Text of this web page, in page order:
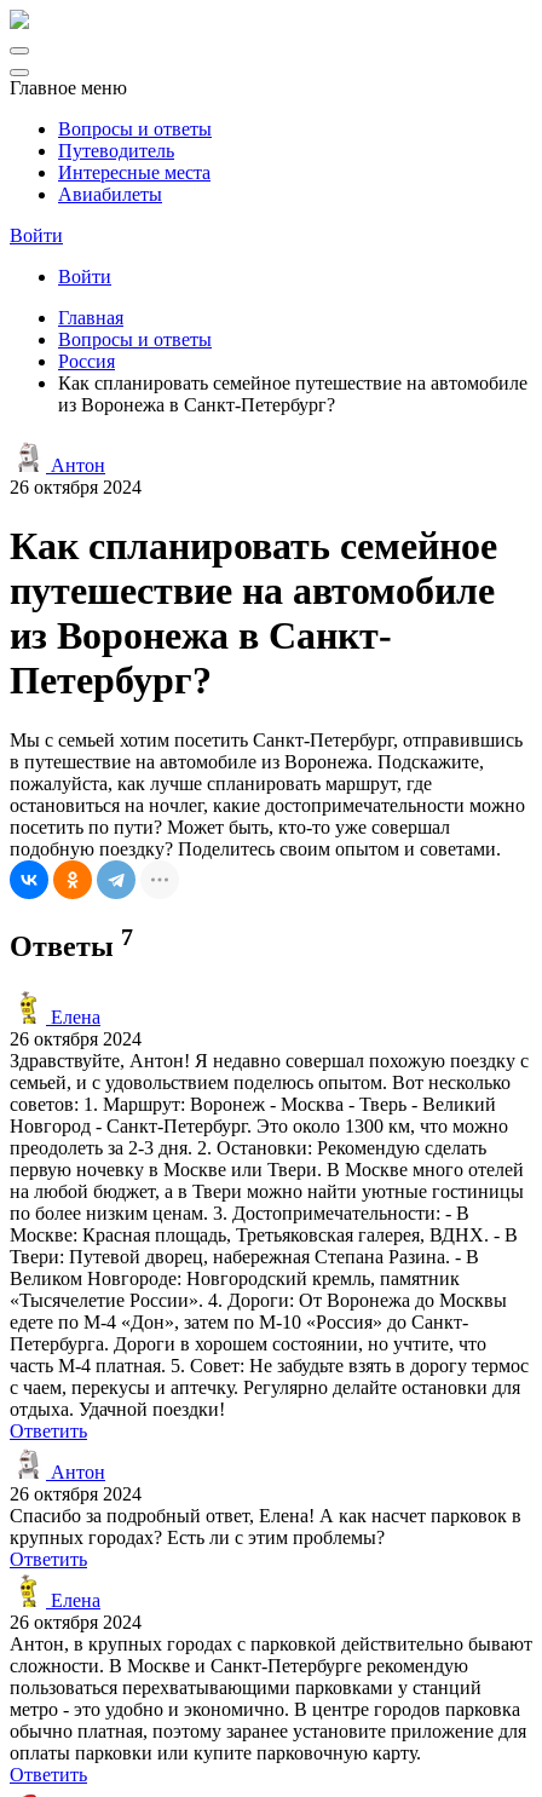
Главное меню
Вопросы и ответы
Путеводитель
Интересные места
Авиабилеты
Войти
Войти
Главная
Вопросы и ответы
Россия
Как спланировать семейное путешествие на автомобиле
из Воронежа в Санкт-Петербург?
Антон
26 октября 2024
Как спланировать семейное
путешествие на автомобиле
из Воронежа в Санкт-
Петербург?
Мы с семьей хотим посетить Санкт-Петербург, отправившись
в путешествие на автомобиле из Воронежа. Подскажите,
пожалуйста, как лучше спланировать маршрут, где
остановиться на ночлег, какие достопримечательности можно
посетить по пути? Может быть, кто-то уже совершал
подобную поездку? Поделитесь своим опытом и советами.
Ответы 7
Елена
26 октября 2024
Здравствуйте, Антон! Я недавно совершал похожую поездку с
семьей, и с удовольствием поделюсь опытом. Вот несколько
советов: 1. Маршрут: Воронеж - Москва - Тверь - Великий
Новгород - Санкт-Петербург. Это около 1300 км, что можно
преодолеть за 2-3 дня. 2. Остановки: Рекомендую сделать
первую ночевку в Москве или Твери. В Москве много отелей
на любой бюджет, а в Твери можно найти уютные гостиницы
по более низким ценам. 3. Достопримечательности: - В
Москве: Красная площадь, Третьяковская галерея, ВДНХ. - В
Твери: Путевой дворец, набережная Степана Разина. - В
Великом Новгороде: Новгородский кремль, памятник
«Тысячелетие России». 4. Дороги: От Воронежа до Москвы
едете по М-4 «Дон», затем по М-10 «Россия» до Санкт-
Петербурга. Дороги в хорошем состоянии, но учтите, что
часть М-4 платная. 5. Совет: Не забудьте взять в дорогу термос
с чаем, перекусы и аптечку. Регулярно делайте остановки для
отдыха. Удачной поездки!
Ответить
Антон
26 октября 2024
Спасибо за подробный ответ, Елена! А как насчет парковок в
крупных городах? Есть ли с этим проблемы?
Ответить
Елена
26 октября 2024
Антон, в крупных городах с парковкой действительно бывают
сложности. В Москве и Санкт-Петербурге рекомендую
пользоваться перехватывающими парковками у станций
метро - это удобно и экономично. В центре городов парковка
обычно платная, поэтому заранее установите приложение для
оплаты парковки или купите парковочную карту.
Ответить